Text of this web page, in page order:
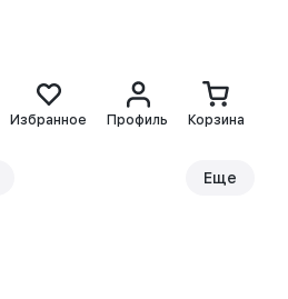
Избранное Профиль Корзина
Еще